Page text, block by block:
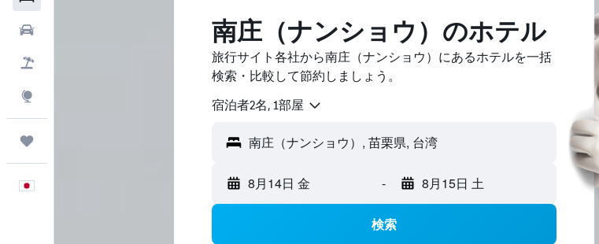
南庄（ナンショウ）のホテル
旅行サイト各社から南庄（ナンショウ）にあるホテルを一括
検索・比較して節約しましょう。
宿泊者2名, 1​部屋
8月14日 金 - 8月15日 土
検索